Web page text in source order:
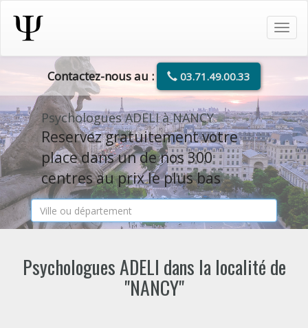
Contactez-nous au : 03.71.49.00.33
Psychologues ADELI à NANCY
Reservez gratuitement votre
place dans un de nos 300
centres au prix le plus bas
Psychologues ADELI dans la localité de
"NANCY"